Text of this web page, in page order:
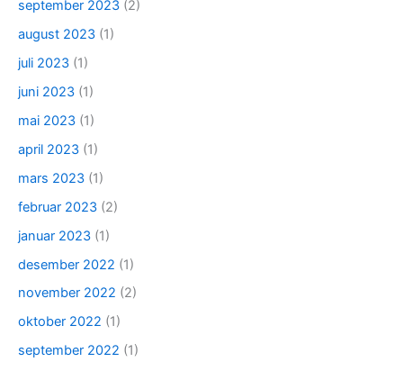
september 2023 (2)
august 2023 (1)
juli 2023 (1)
juni 2023 (1)
mai 2023 (1)
april 2023 (1)
mars 2023 (1)
februar 2023 (2)
januar 2023 (1)
desember 2022 (1)
november 2022 (2)
oktober 2022 (1)
september 2022 (1)